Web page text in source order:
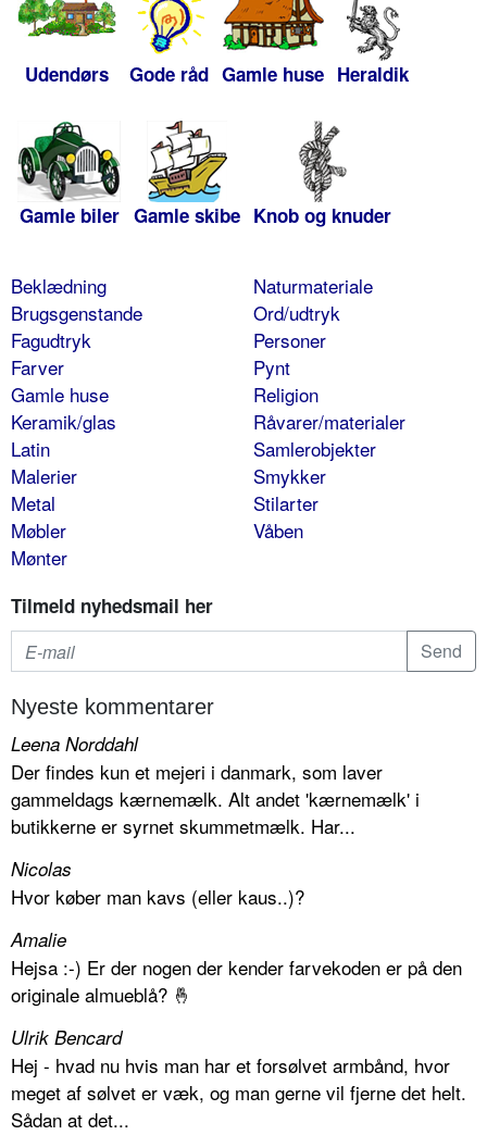
Udendørs Gode råd Gamle huse Heraldik
Gamle biler Gamle skibe Knob og knuder
Beklædning
Brugsgenstande
Fagudtryk
Farver
Gamle huse
Keramik/glas
Latin
Malerier
Metal
Møbler
Mønter
Naturmateriale
Ord/udtryk
Personer
Pynt
Religion
Råvarer/materialer
Samlerobjekter
Smykker
Stilarter
Våben
Tilmeld nyhedsmail her
Nyeste kommentarer
Leena Norddahl
Der findes kun et mejeri i danmark, som laver
gammeldags kærnemælk. Alt andet 'kærnemælk' i
butikkerne er syrnet skummetmælk. Har...
Nicolas
Hvor køber man kavs (eller kaus..)?
Amalie
Hejsa :-) Er der nogen der kender farvekoden er på den
originale almueblå? 🤞
Ulrik Bencard
Hej - hvad nu hvis man har et forsølvet armbånd, hvor
meget af sølvet er væk, og man gerne vil fjerne det helt.
Sådan at det...